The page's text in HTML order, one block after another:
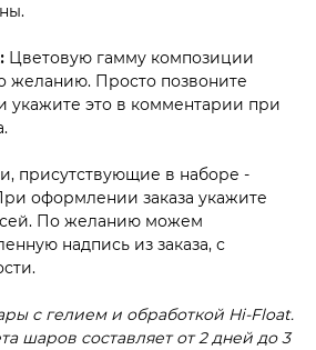
Цветовую гамму композиции
желанию. Просто позвоните
укажите это в комментарии при
присутствующие в наборе -
оформлении заказа укажите
По желанию можем
надпись из заказа, с
с гелием и обработкой Hi-Float.
шаров составляет от 2 дней до 3